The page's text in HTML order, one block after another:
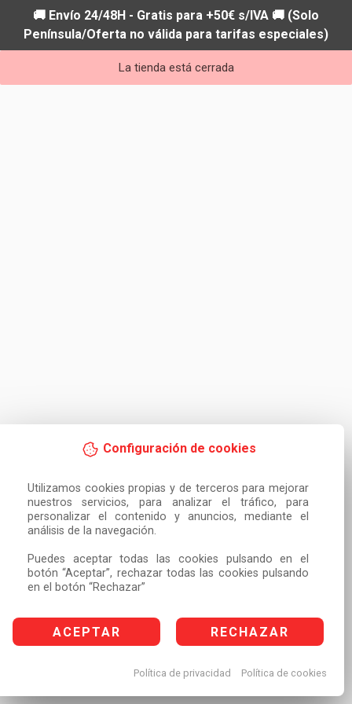
Configuración de cookies
Utilizamos cookies propias y de terceros para mejorar
nuestros servicios, para analizar el tráfico, para
personalizar el contenido y anuncios, mediante el
análisis de la navegación.
Puedes aceptar todas las cookies pulsando en el
botón “Aceptar”, rechazar todas las cookies pulsando
en el botón “Rechazar”
ACEPTAR RECHAZAR
Política de privacidad Política de cookies
🚚 Envío 24/48H - Gratis para +50€ s/IVA 🚚 (Solo
Península/Oferta no válida para tarifas especiales)
La tienda está cerrada